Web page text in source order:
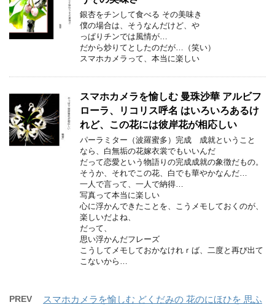
銀杏をチンして食べる その美味き
僕の場合は、そうなんだけど、や
っぱりチンでは風情が…
だから炒りてとしたのだが…（笑い）
スマホカメラって、本当に楽しい
スマホカメラを愉しむ 曼珠沙華 アルビフ
ローラ、リコリス呼名 はいろいろあるけ
れど、この花には彼岸花が相応しい
パーラミター（波羅蜜多）完成 成就ということ
なら、白無垢の花嫁衣裳でもいいんだ
だって恋愛という物語りの完成成就の象徴だもの。
そうか、それでこの花、白でも華やかなんだ…
一人で言って、一人で納得…
写真って本当に楽しい
心に浮かんできたことを、こうメモしておくのが、
楽しいだよね、
だって、
思い浮かんだフレーズ
こうしてメモしておかなけれｒば、二度と再び出て
こないから…
PREV
スマホカメラを愉しむ どくだみの 花のにほひを 思ふ